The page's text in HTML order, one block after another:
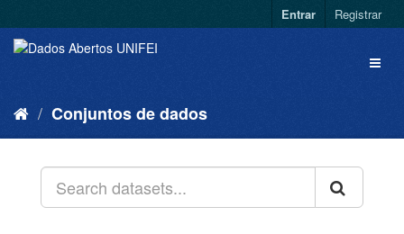
Entrar Registrar
Conjuntos de dados